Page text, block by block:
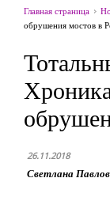
Главная страница
обрушения мостов в
26.11.2018
Светлана